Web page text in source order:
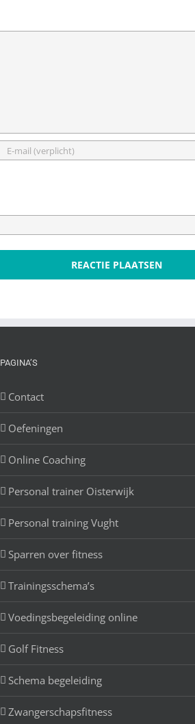
PAGINA’S
Contact
Oefeningen
Online Coaching
Personal trainer Oisterwijk
Personal training Vught
Sparren over fitness
Trainingsschema’s
Voedingsbegeleiding online
Golf Fitness
Schema begeleiding
Zwangerschapsfitness